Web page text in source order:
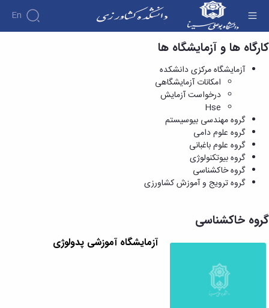
En
گروه خاکشناسی - دانشکده کشاورزی
کارگاه ها و آزمایشگاه ها
آزمایشگاه مرکزی دانشکده
امکانات آزمایشگاهی
درخواست آزمایش
Hse
گروه مهندسی بیوسیستم
گروه علوم دامی
گروه علوم باغبانی
گروه بیوتکنولوژی
گروه خاکشناسی
گروه ترویج و آموزش کشاورزی
گروه خاکشناسی
آزمایشگاه آموزشی پدولوژی